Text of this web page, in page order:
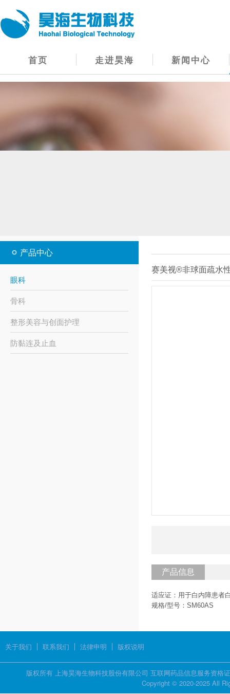
首页 走进昊海 新闻中心
赛美视®非球面疏水
产品信息
适应证：用于白内障患者
规格/型号：SM60AS
产品中心
眼科
骨科
整形美容与创面护理
防黏连及止血
关于我们 联系我们 法律申明 版权说明
版权所有 上海昊海生物科技股份有限公司 互联网药品信息服务资格
Copyright © 2020-2025 All